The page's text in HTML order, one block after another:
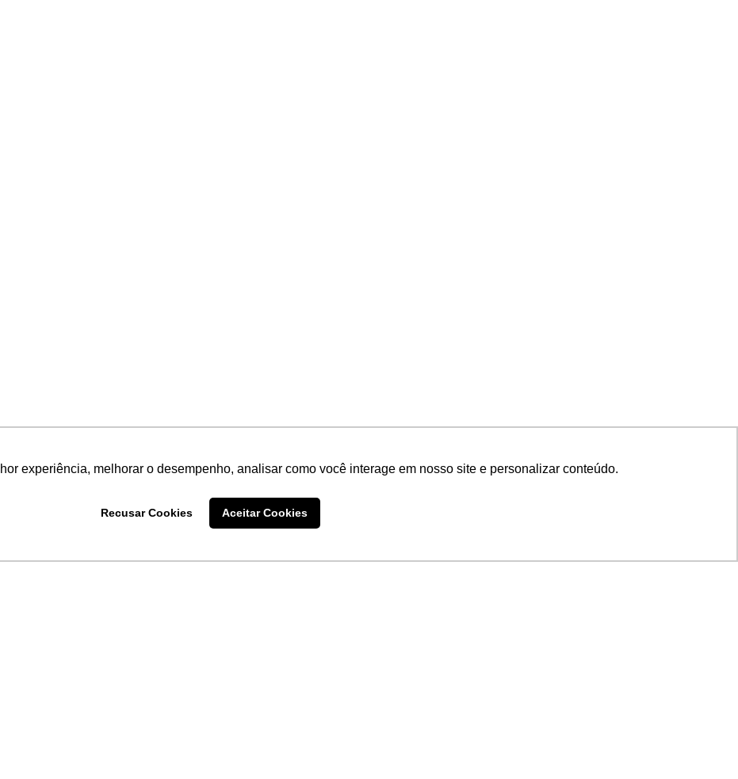
experiência, melhorar o desempenho, analisar como você interage em nosso site e personalizar conteúdo.
Recusar Cookies Aceitar Cookies